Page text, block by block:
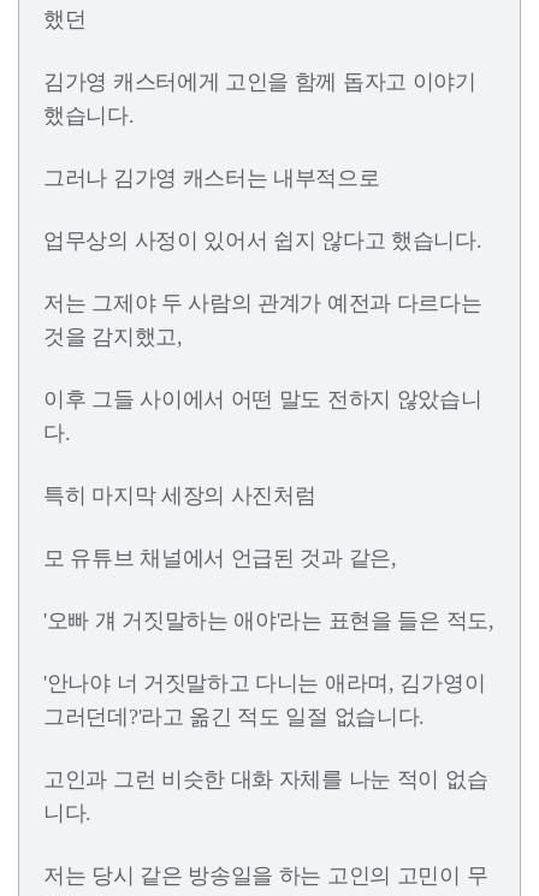
했던
김가영 캐스터에게 고인을 함께 돕자고 이야기
했습니다.
그러나 김가영 캐스터는 내부적으로
업무상의 사정이 있어서 쉽지 않다고 했습니다.
저는 그제야 두 사람의 관계가 예전과 다르다는
것을 감지했고,
이후 그들 사이에서 어떤 말도 전하지 않았습니
다.
특히 마지막 세장의 사진처럼
모 유튜브 채널에서 언급된 것과 같은,
'오빠 걔 거짓말하는 애야'라는 표현을 들은 적도,
'안나야 너 거짓말하고 다니는 애라며, 김가영이
그러던데?'라고 옮긴 적도 일절 없습니다.
고인과 그런 비슷한 대화 자체를 나눈 적이 없습
니다.
저는 당시 같은 방송일을 하는 고인의 고민이 무